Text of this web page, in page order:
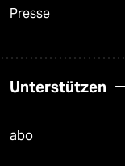
Presse
Unterstützen
abo